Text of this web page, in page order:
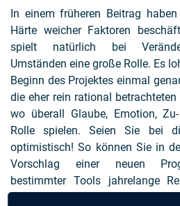
In einem früheren Beitrag
Härte weicher Faktoren
spielt natürlich bei
Umständen eine große Rolle. Es
Beginn des Projektes einmal
die eher rein rational
wo überall Glaube, Emotion,
Rolle spielen. Seien Sie bei
optimistisch! So können Sie in
Vorschlag einer neuen
bestimmter Tools jahrelange